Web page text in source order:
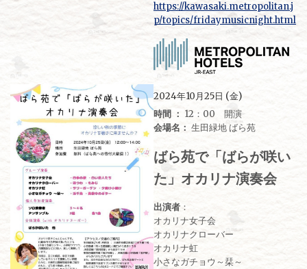
https://kawasaki.metropolitan.j
p/topics/fridaymusicnight.html
2024年10月25日 (金)
時間 ： 12：00 開演
会場名： 生田緑地 ばら苑
ばら苑で「ばらが咲い
た」オカリナ演奏会
出演者：
オカリナ女子会
オカリナクローバー
オカリナ虹
小さなガチョウ～栞～